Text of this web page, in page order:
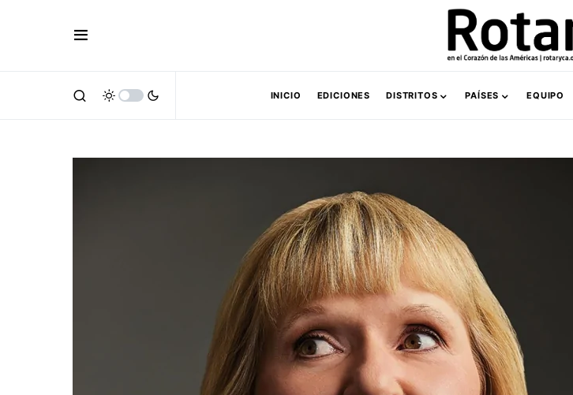
INICIO EDICIONES DISTRITOS PAÍSES EQUIPO